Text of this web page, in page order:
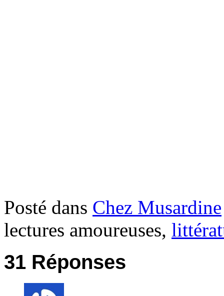
Posté dans Chez Musardine
lectures amoureuses,
31 Réponses